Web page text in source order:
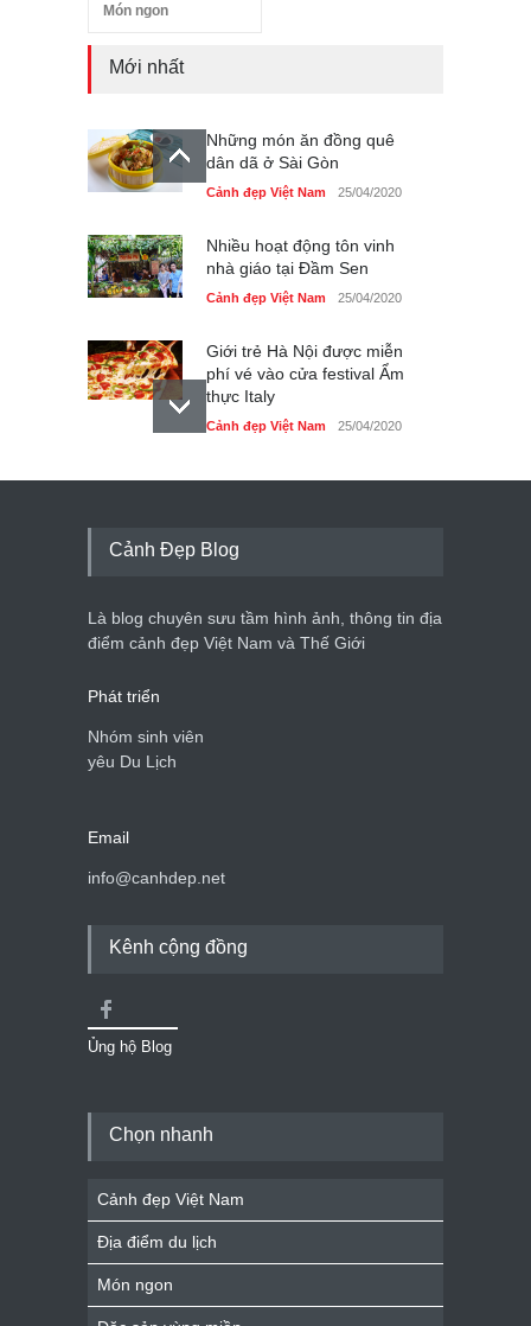
Món ngon
Mới nhất
Những món ăn đồng quê
dân dã ở Sài Gòn
Cảnh đẹp Việt Nam 25/04/2020
Nhiều hoạt động tôn vinh
nhà giáo tại Đầm Sen
Cảnh đẹp Việt Nam 25/04/2020
Giới trẻ Hà Nội được miễn
phí vé vào cửa festival Ẩm
thực Italy
Cảnh đẹp Việt Nam 25/04/2020
Tam giác mạch khoe sắc
du lịch quốc gia
Cảnh đẹp Việt Nam 24/04/2020
Cảnh Đẹp Blog
Là blog chuyên sưu tầm hình ảnh, thông tin địa
điểm cảnh đẹp Việt Nam và Thế Giới
Phát triển
Nhóm sinh viên
yêu Du Lịch
Email
info@canhdep.net
Kênh cộng đồng
Ủng hộ Blog
Chọn nhanh
Cảnh đẹp Việt Nam
Địa điểm du lịch
Món ngon